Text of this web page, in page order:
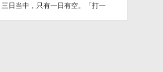
三日当中，只有一日有空。「打一